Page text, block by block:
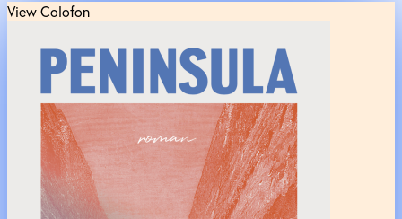
View Colofon